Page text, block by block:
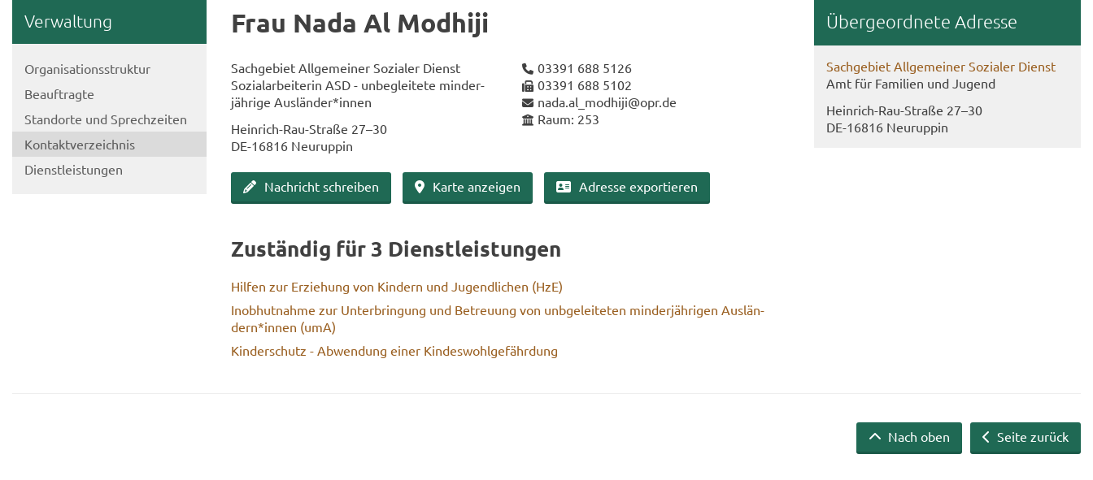
Ver­wal­tung
Or­ga­ni­sa­ti­ons­struk­tur
Be­auf­trag­te
Stand­or­te und Sprech­zei­ten
Kon­takt­ver­zeich­nis
Dienst­leis­tun­gen
Frau Nada Al Mod­hi­ji
Sach­ge­biet All­ge­mei­ner So­zia­ler Dienst
So­zi­al­ar­bei­te­rin ASD - un­be­glei­te­te min­der­
jäh­ri­ge Aus­län­der*innen
Heinrich-​Rau-Straße 27–30
DE-​16816 Neu­rup­pin
03391 688 5126
03391 688 5102
nada.al_­mod­hi­ji@opr.de
Raum: 253
Nach­richt schrei­ben Karte an­zei­gen Adres­se ex­por­tie­ren
Zu­stän­dig für 3 Dienst­leis­tun­gen
Hil­fen zur Er­zie­hung von Kin­dern und Ju­gend­li­chen (HzE)
In­ob­hut­nah­me zur Un­ter­brin­gung und Be­treu­ung von un­b­ge­lei­te­ten min­der­jäh­ri­gen Aus­län­
dern*innen (umA)
Kin­der­schutz - Ab­wen­dung einer Kin­des­wohl­ge­fähr­dung
Über­ge­ord­ne­te Adres­se
Sach­ge­biet All­ge­mei­ner So­zia­ler Dienst
Amt für Fa­mi­li­en und Ju­gend
Heinrich-​Rau-Straße 27–30
DE-​16816 Neu­rup­pin
Seite zurück
Nach oben